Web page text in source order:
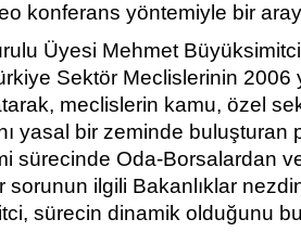
konferans yöntemiyle bir
Üyesi Mehmet Büyüksimitci
Sektör Meclislerinin 2006
meclislerin kamu, özel
yasal bir zeminde buluşturan
sürecinde Oda-Borsalardan
sorunun ilgili Bakanlıklar
sürecin dinamik olduğunu